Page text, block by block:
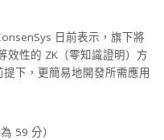
日前表示，旗下將
效性的 ZK（零知識證明）方
下，更簡易地開發所需應用
59 分）